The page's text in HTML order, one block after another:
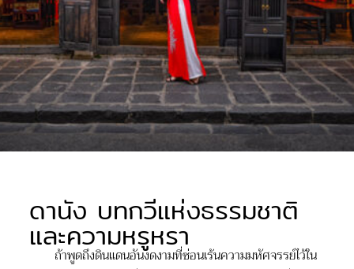
ดานัง บทกวีแห่งธรรมชาติ
และความหรูหรา
ถ้าพูดถึงดินแดนอันงดงามที่ซ่อนเร้นความมหัศจรรย์ไว้ใน